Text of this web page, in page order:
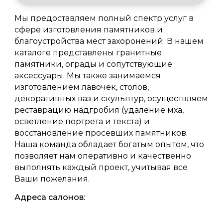
Мы предоставляем полный спектр услуг в
сфере изготовления памятников и
благоустройства мест захоронений. В нашем
каталоге представлены гранитные
памятники, ограды и сопутствующие
аксессуары. Мы также занимаемся
изготовлением лавочек, столов,
декоративных ваз и скульптур, осуществляем
реставрацию надгробия (удаление мха,
осветление портрета и текста) и
восстановление просевших памятников.
Наша команда обладает богатым опытом, что
позволяет нам оперативно и качественно
выполнять каждый проект, учитывая все
Ваши пожелания.
Адреса салонов: